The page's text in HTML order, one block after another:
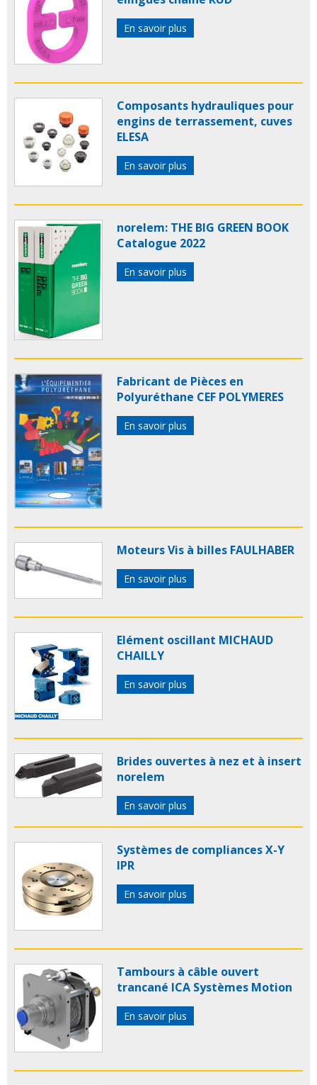
En savoir plus
Composants hydrauliques pour
engins de terrassement, cuves
ELESA
En savoir plus
norelem: THE BIG GREEN BOOK
Catalogue 2022
En savoir plus
Fabricant de Pièces en
Polyuréthane CEF POLYMERES
En savoir plus
Moteurs Vis à billes FAULHABER
En savoir plus
Elément oscillant MICHAUD
CHAILLY
En savoir plus
Brides ouvertes à nez et à insert
norelem
En savoir plus
Systèmes de compliances X-Y
IPR
En savoir plus
Tambours à câble ouvert
trancané ICA Systèmes Motion
En savoir plus